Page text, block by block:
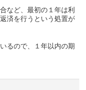
など、最初の１年は利
済を行うという処置が
るので、１年以内の期